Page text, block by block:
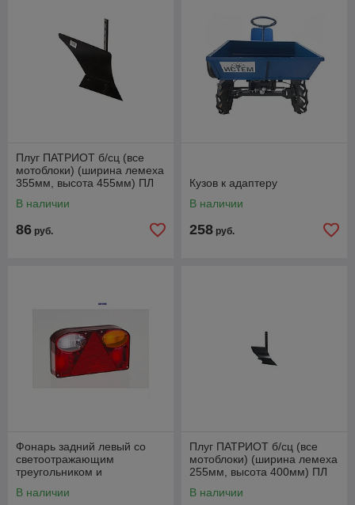
Плуг ПАТРИОТ б/сц (все
мотоблоки) (ширина лемеха
355мм, высота 455мм) ПЛ
Артикул
В наличии
86 руб.
Кузов к адаптеру
В наличии
258 руб.
Фонарь задний левый со
светоотражающим
треугольником и
FT-088 LPM-L
В наличии
Плуг ПАТРИОТ б/сц (все
мотоблоки) (ширина лемеха
255мм, высота 400мм) ПЛ
490001030
В наличии